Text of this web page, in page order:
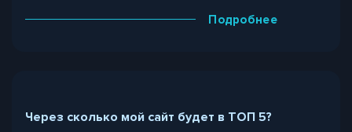
Подробнее
Через сколько мой сайт будет в ТОП 5?